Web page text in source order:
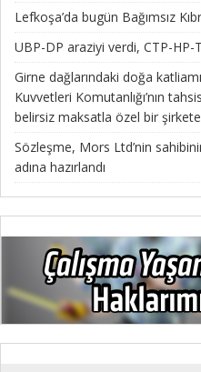
Lefkoşa’da bugün Bağımsız
UBP-DP araziyi verdi, CTP-HP-
Girne dağlarındaki doğa
Kuvvetleri Komutanlığı’nın
belirsiz maksatla özel bir
Sözleşme, Mors Ltd’nin
adına hazırlandı